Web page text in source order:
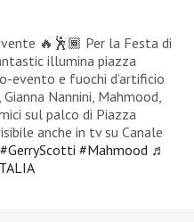
🔥🕺🏾 Per la Festa di
illumina piazza
evento e fuochi d’artificio
Nannini, Mahmood,
sul palco di Piazza
anche in tv su Canale
#GerryScotti #Mahmood ♬